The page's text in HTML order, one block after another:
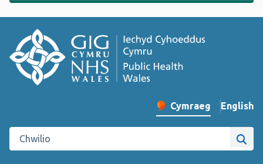
Newid iaith y wefan
Cymraeg English
–
Chwilio gwefan Iechyd Cyhoeddus Cymru